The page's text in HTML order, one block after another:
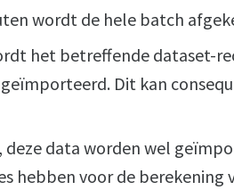
wordt de hele batch
het betreffende dataset-
Dit kan
data worden wel
hebben voor de berekening